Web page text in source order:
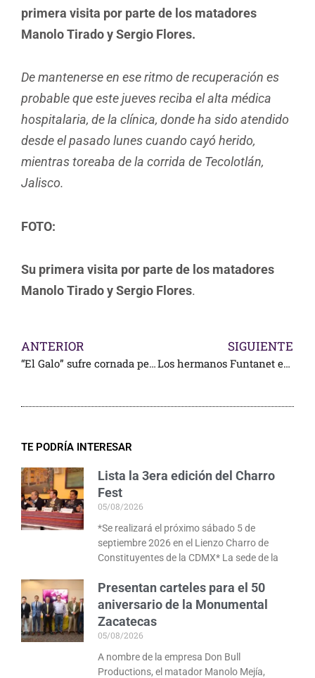
primera visita por parte de los matadores
Manolo Tirado y Sergio Flores.
De mantenerse en ese ritmo de recuperación es
probable que este jueves reciba el alta médica
hospitalaria, de la clínica, donde ha sido atendido
desde el pasado lunes cuando cayó herido,
mientras toreaba de la corrida de Tecolotlán,
Jalisco.
FOTO:
Su primera visita por parte de los matadores
Manolo Tirado y Sergio Flores.
ANTERIOR
“El Galo” sufre cornada penetrante de tórax y otra en el muslo izquierdo
SIGUIENTE
Los hermanos Funtanet en El Toreo se viste de Azul
TE PODRÍA INTERESAR
Lista la 3era edición del Charro
Fest
05/08/2026
*Se realizará el próximo sábado 5 de
septiembre 2026 en el Lienzo Charro de
Constituyentes de la CDMX* La sede de la
Presentan carteles para el 50
aniversario de la Monumental
Zacatecas
05/08/2026
A nombre de la empresa Don Bull
Productions, el matador Manolo Mejía,